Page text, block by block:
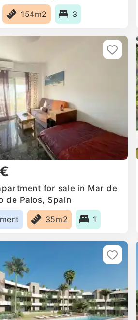
154m2 3
for sale in Mar de
de Palos, Spain
35m2 1